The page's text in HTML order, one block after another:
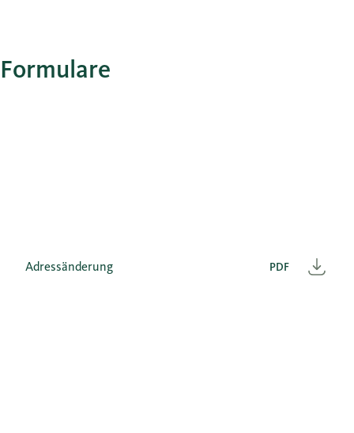
Formulare
PDF
Adressänderung